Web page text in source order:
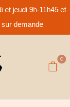
et jeudi 9h-11h45 et
demande
0